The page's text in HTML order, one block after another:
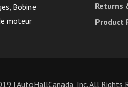
Bobine
moteur
Returns
Product
| AutoHallCanada, Inc. All Rights